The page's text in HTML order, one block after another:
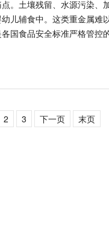
。土壤残留、水源污染
辅食中。这类重金属难